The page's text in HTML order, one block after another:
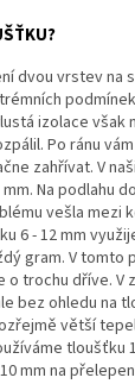
dvou vrstev na
izolace však
Po ránu
zahřívat. V
Na podlahu
vešla mezi
6 - 12 mm
gram. V tomto
o trochu dříve. V
bez ohledu na
větší
tloušťku
mm na